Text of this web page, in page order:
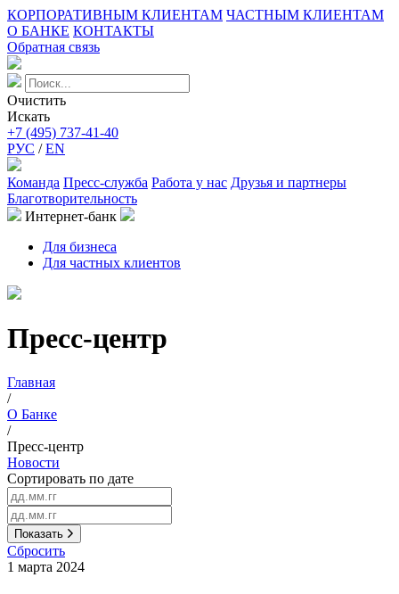
КОРПОРАТИВНЫМ КЛИЕНТАМ ЧАСТНЫМ КЛИЕНТАМ
О БАНКЕ КОНТАКТЫ
Обратная связь
Очистить
Искать
+7 (495) 737-41-40
РУС /EN
Команда Пресс-служба Работа у нас Друзья и партнеры
Благотворительность
Интернет-банк
Для бизнеса
Для частных клиентов
Пресс-центр
Главная
/
О Банке
/
Пресс-центр
Новости
Сортировать по дате
Показать
Сбросить
1 марта 2024